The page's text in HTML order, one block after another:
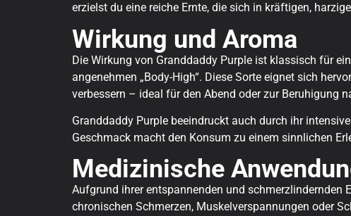
erzielst du eine reiche Ernte, die sich in kräftigen,
Wirkung und Aroma
Die Wirkung von Granddaddy Purple ist klassisch für
angenehmen „Body-High“. Diese Sorte eignet sich
verbessern – ideal für den Abend oder zur Beruhigung
Granddaddy Purple beeindruckt auch durch ihr
Geschmack macht den Konsum zu einem sinnlichen
Medizinische
Aufgrund ihrer entspannenden und schmerzlindernden
chronischen Schmerzen, Muskelverspannungen oder